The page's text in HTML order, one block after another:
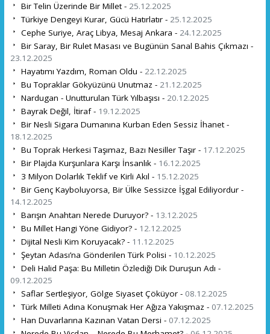
Bir Telin Üzerinde Bir Millet - 25.12.2025
Türkiye Dengeyi Kurar, Gücü Hatırlatır - 25.12.2025
Cephe Suriye, Araç Libya, Mesaj Ankara - 24.12.2025
Bir Saray, Bir Rulet Masası ve Bugünün Sanal Bahis Çıkmazı -
23.12.2025
Hayatımı Yazdım, Roman Oldu - 22.12.2025
Bu Topraklar Gökyüzünü Unutmaz - 21.12.2025
Nardugan - Unutturulan Türk Yılbaşısı - 20.12.2025
Bayrak Değil, İtiraf - 19.12.2025
Bir Nesli Sigara Dumanına Kurban Eden Sessiz İhanet -
18.12.2025
Bu Toprak Herkesi Taşımaz, Bazı Nesiller Taşır - 17.12.2025
Bir Plajda Kurşunlara Karşı İnsanlık - 16.12.2025
3 Milyon Dolarlık Teklif ve Kirli Akıl - 15.12.2025
Bir Genç Kayboluyorsa, Bir Ülke Sessizce İşgal Ediliyordur -
14.12.2025
Barışın Anahtarı Nerede Duruyor? - 13.12.2025
Bu Millet Hangi Yöne Gidiyor? - 12.12.2025
Dijital Nesli Kim Koruyacak? - 11.12.2025
Şeytan Adası’na Gönderilen Türk Polisi - 10.12.2025
Deli Halid Paşa: Bu Milletin Özlediği Dik Duruşun Adı -
09.12.2025
Saflar Sertleşiyor, Gölge Siyaset Çöküyor - 08.12.2025
Türk Milleti Adına Konuşmak Her Ağıza Yakışmaz - 07.12.2025
Han Duvarlarına Kazınan Vatan Dersi - 07.12.2025